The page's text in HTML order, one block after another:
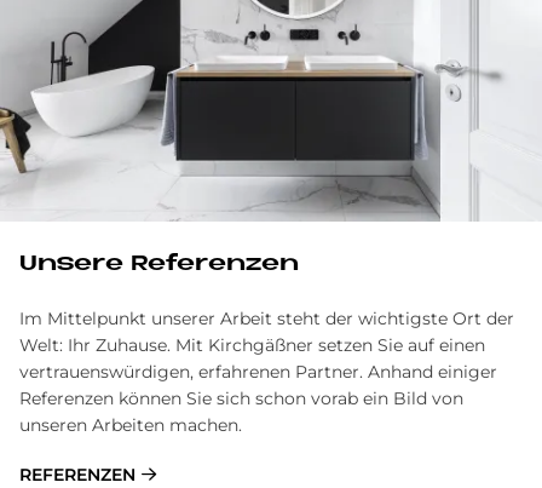
Unsere Referenzen
Im Mittelpunkt unserer Arbeit steht der wichtigste Ort der
Welt: Ihr Zuhause. Mit Kirchgäßner setzen Sie auf einen
vertrauenswürdigen, erfahrenen Partner. Anhand einiger
Referenzen können Sie sich schon vorab ein Bild von
unseren Arbeiten machen.
REFERENZEN